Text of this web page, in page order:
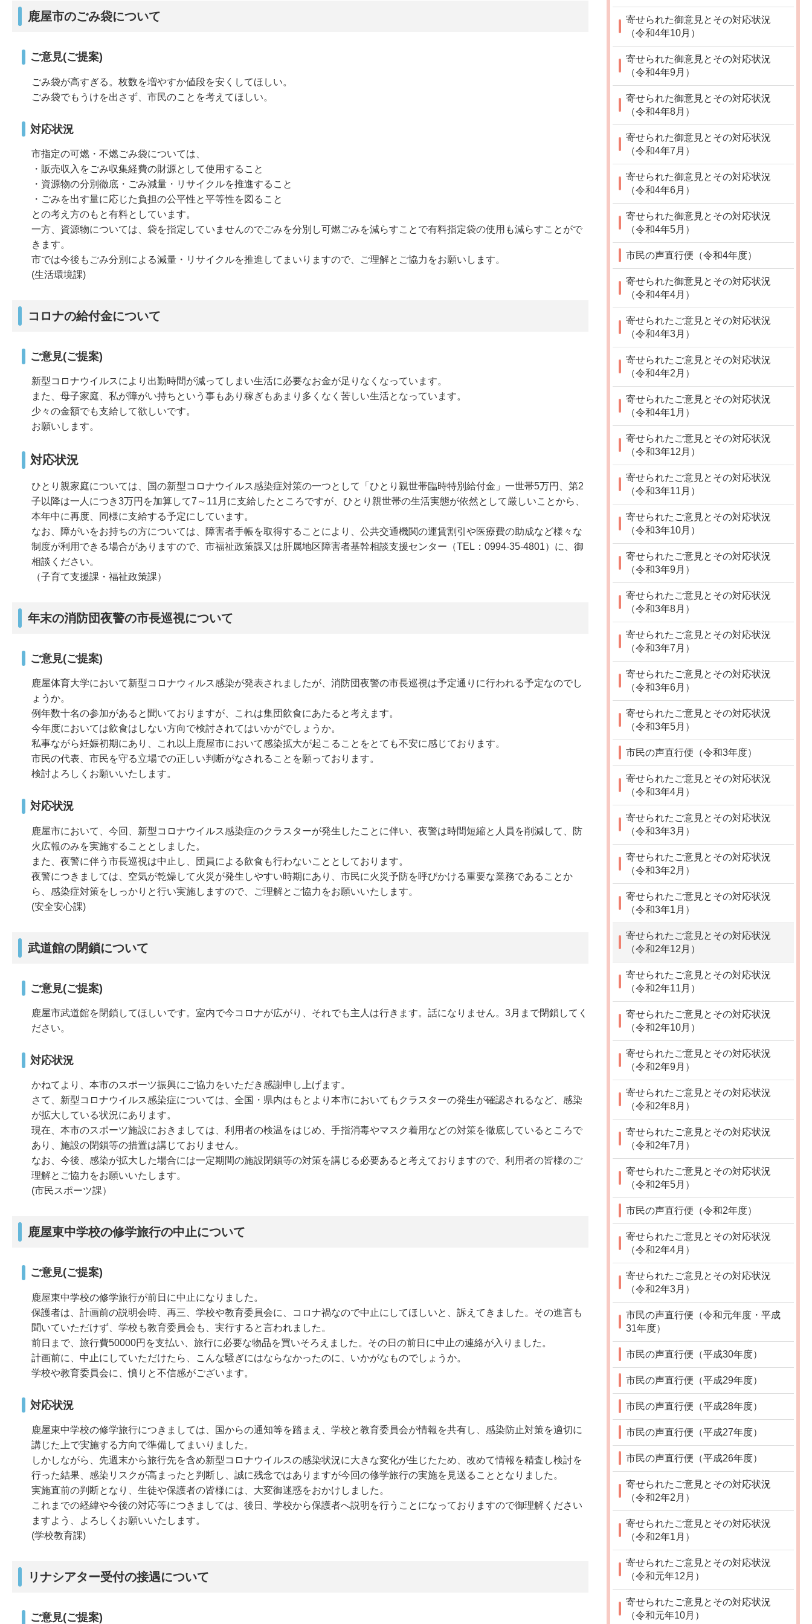
鹿屋市のごみ袋について
ご意見(ご提案)
ごみ袋が高すぎる。枚数を増やすか値段を安くしてほしい。
ごみ袋でもうけを出さず、市民のことを考えてほしい。
対応状況
市指定の可燃・不燃ごみ袋については、
・販売収入をごみ収集経費の財源として使用すること
・資源物の分別徹底・ごみ減量・リサイクルを推進すること
・ごみを出す量に応じた負担の公平性と平等性を図ること
との考え方のもと有料としています。
一方、資源物については、袋を指定していませんのでごみを分別し可燃ごみを減らすことで有料指定袋の使用も減らすことがで
きます。
市では今後もごみ分別による減量・リサイクルを推進してまいりますので、ご理解とご協力をお願いします。
(生活環境課)
コロナの給付金について
ご意見(ご提案)
新型コロナウイルスにより出勤時間が減ってしまい生活に必要なお金が足りなくなっています。
また、母子家庭、私が障がい持ちという事もあり稼ぎもあまり多くなく苦しい生活となっています。
少々の金額でも支給して欲しいです。
お願いします。
対応状況
ひとり親家庭については、国の新型コロナウイルス感染症対策の一つとして「ひとり親世帯臨時特別給付金」一世帯5万円、第2
子以降は一人につき3万円を加算して7～11月に支給したところですが、ひとり親世帯の生活実態が依然として厳しいことから、
本年中に再度、同様に支給する予定にしています。
なお、障がいをお持ちの方については、障害者手帳を取得することにより、公共交通機関の運賃割引や医療費の助成など様々な
制度が利用できる場合がありますので、市福祉政策課又は肝属地区障害者基幹相談支援センター（TEL：0994-35-4801）に、御
相談ください。
（子育て支援課・福祉政策課）
年末の消防団夜警の市長巡視について
ご意見(ご提案)
鹿屋体育大学において新型コロナウィルス感染が発表されましたが、消防団夜警の市長巡視は予定通りに行われる予定なのでし
ょうか。
例年数十名の参加があると聞いておりますが、これは集団飲食にあたると考えます。
今年度においては飲食はしない方向で検討されてはいかがでしょうか。
私事ながら妊娠初期にあり、これ以上鹿屋市において感染拡大が起こることをとても不安に感じております。
市民の代表、市民を守る立場での正しい判断がなされることを願っております。
検討よろしくお願いいたします。
対応状況
鹿屋市において、今回、新型コロナウイルス感染症のクラスターが発生したことに伴い、夜警は時間短縮と人員を削減して、防
火広報のみを実施することとしました。
また、夜警に伴う市長巡視は中止し、団員による飲食も行わないこととしております。
夜警につきましては、空気が乾燥して火災が発生しやすい時期にあり、市民に火災予防を呼びかける重要な業務であることか
ら、感染症対策をしっかりと行い実施しますので、ご理解とご協力をお願いいたします。
(安全安心課)
武道館の閉鎖について
ご意見(ご提案)
鹿屋市武道館を閉鎖してほしいです。室内で今コロナが広がり、それでも主人は行きます。話になりません。3月まで閉鎖してく
ださい。
対応状況
かねてより、本市のスポーツ振興にご協力をいただき感謝申し上げます。
さて、新型コロナウイルス感染症については、全国・県内はもとより本市においてもクラスターの発生が確認されるなど、感染
が拡大している状況にあります。
現在、本市のスポーツ施設におきましては、利用者の検温をはじめ、手指消毒やマスク着用などの対策を徹底しているところで
あり、施設の閉鎖等の措置は講じておりません。
なお、今後、感染が拡大した場合には一定期間の施設閉鎖等の対策を講じる必要あると考えておりますので、利用者の皆様のご
理解とご協力をお願いいたします。
(市民スポーツ課）
鹿屋東中学校の修学旅行の中止について
ご意見(ご提案)
鹿屋東中学校の修学旅行が前日に中止になりました。
保護者は、計画前の説明会時、再三、学校や教育委員会に、コロナ禍なので中止にしてほしいと、訴えてきました。その進言も
聞いていただけず、学校も教育委員会も、実行すると言われました。
前日まで、旅行費50000円を支払い、旅行に必要な物品を買いそろえました。その日の前日に中止の連絡が入りました。
計画前に、中止にしていただけたら、こんな騒ぎにはならなかったのに、いかがなものでしょうか。
学校や教育委員会に、憤りと不信感がございます。
対応状況
鹿屋東中学校の修学旅行につきましては、国からの通知等を踏まえ、学校と教育委員会が情報を共有し、感染防止対策を適切に
講じた上で実施する方向で準備してまいりました。
しかしながら、先週末から旅行先を含め新型コロナウイルスの感染状況に大きな変化が生じたため、改めて情報を精査し検討を
行った結果、感染リスクが高まったと判断し、誠に残念ではありますが今回の修学旅行の実施を見送ることとなりました。
実施直前の判断となり、生徒や保護者の皆様には、大変御迷惑をおかけしました。
これまでの経緯や今後の対応等につきましては、後日、学校から保護者へ説明を行うことになっておりますので御理解ください
ますよう、よろしくお願いいたします。
(学校教育課)
リナシアター受付の接遇について
ご意見(ご提案)
寄せられた御意見とその対応状況
（令和4年10月）
寄せられた御意見とその対応状況
（令和4年9月）
寄せられた御意見とその対応状況
（令和4年8月）
寄せられた御意見とその対応状況
（令和4年7月）
寄せられた御意見とその対応状況
（令和4年6月）
寄せられた御意見とその対応状況
（令和4年5月）
市民の声直行便（令和4年度）
寄せられた御意見とその対応状況
（令和4年4月）
寄せられたご意見とその対応状況
（令和4年3月）
寄せられたご意見とその対応状況
（令和4年2月）
寄せられたご意見とその対応状況
（令和4年1月）
寄せられたご意見とその対応状況
（令和3年12月）
寄せられたご意見とその対応状況
（令和3年11月）
寄せられたご意見とその対応状況
（令和3年10月）
寄せられたご意見とその対応状況
（令和3年9月）
寄せられたご意見とその対応状況
（令和3年8月）
寄せられたご意見とその対応状況
（令和3年7月）
寄せられたご意見とその対応状況
（令和3年6月）
寄せられたご意見とその対応状況
（令和3年5月）
市民の声直行便（令和3年度）
寄せられたご意見とその対応状況
（令和3年4月）
寄せられたご意見とその対応状況
（令和3年3月）
寄せられたご意見とその対応状況
（令和3年2月）
寄せられたご意見とその対応状況
（令和3年1月）
寄せられたご意見とその対応状況
（令和2年12月）
寄せられたご意見とその対応状況
（令和2年11月）
寄せられたご意見とその対応状況
（令和2年10月）
寄せられたご意見とその対応状況
（令和2年9月）
寄せられたご意見とその対応状況
（令和2年8月）
寄せられたご意見とその対応状況
（令和2年7月）
寄せられたご意見とその対応状況
（令和2年5月）
市民の声直行便（令和2年度）
寄せられたご意見とその対応状況
（令和2年4月）
寄せられたご意見とその対応状況
（令和2年3月）
市民の声直行便（令和元年度・平成
31年度）
市民の声直行便（平成30年度）
市民の声直行便（平成29年度）
市民の声直行便（平成28年度）
市民の声直行便（平成27年度）
市民の声直行便（平成26年度）
寄せられたご意見とその対応状況
（令和2年2月）
寄せられたご意見とその対応状況
（令和2年1月）
寄せられたご意見とその対応状況
（令和元年12月）
寄せられたご意見とその対応状況
（令和元年10月）